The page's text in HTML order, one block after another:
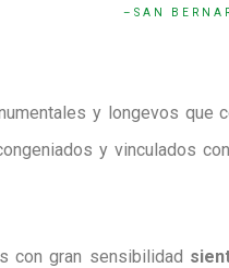
SAN
y longevos que
y vinculados
con gran sensibilidad